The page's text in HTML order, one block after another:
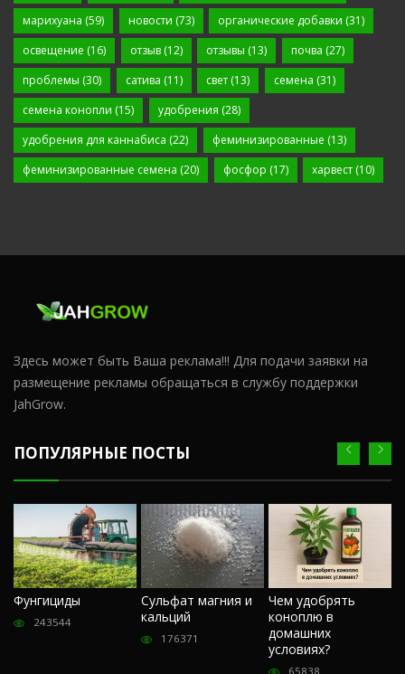
марихуана (59) новости (73) органические добавки (31)
освещение (16) отзыв(12) отзывы (13) почва (27)
проблемы (30) сатива (11) свет (13) семена (31)
семена конопли (15) удобрения (28)
удобрения для каннабиса (22) феминизированные (13)
феминизированные семена (20) фосфор (17) харвест (10)
Здесь может быть Ваша реклама!!! Для подачи заявки на
размещение рекламы обращаться в службу поддержки
JahGrow.
ПОПУЛЯРНЫЕ ПОСТЫ
Фунгициды
243544
Сульфат магния и
кальций
176371
Чем удобрять
коноплю в
домашних
условиях?
65838